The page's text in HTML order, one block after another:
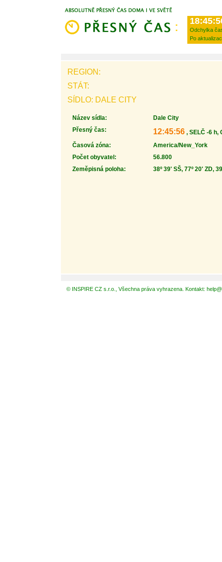
Odchylka
Po
REGION:
STÁT:
SÍDLO: DALE CITY
Název sídla:
Dale City
Přesný čas:
12:45:56 , SELČ -6 h,
Časová zóna:
America/New_York
Počet obyvatel:
56.800
Zeměpisná poloha:
38º 39' SŠ, 77º 20' ZD,
© INSPIRE CZ s.r.o., Všechna práva vyhrazena. Kontakt: